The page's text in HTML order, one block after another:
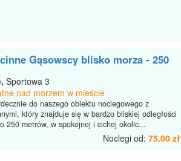
Gąsowscy blisko morza - 250
Sportowa 3
nad morzem w mieście
do naszego obiektu noclegowego z
który znajduje się w bardzo bliskiej odległości
250 metrów, w spokojnej i cichej okolic...
Noclegi od: 75.00 zł